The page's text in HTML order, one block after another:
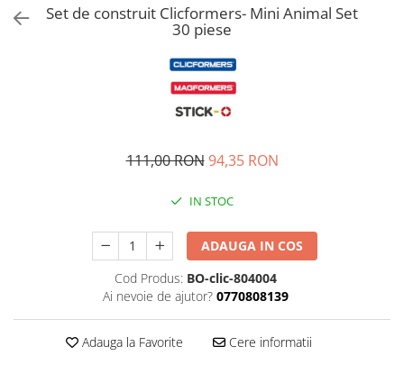
Set de construit Clicformers- Mini Animal Set
30 piese
111,00 RON 94,35 RON
IN STOC
ADAUGA IN COS
Cod Produs: BO-clic-804004
Ai nevoie de ajutor? 0770808139
Adauga la Favorite Cere informatii